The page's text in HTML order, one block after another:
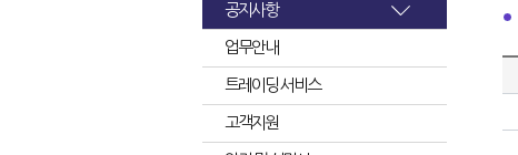
공지사항
업무안내
트레이딩 서비스
고객지원